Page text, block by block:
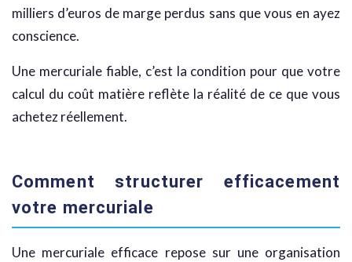
milliers d’euros de marge perdus sans que vous en ayez
conscience.
Une mercuriale fiable, c’est la condition pour que votre
calcul du coût matière reflète la réalité de ce que vous
achetez réellement.
Comment structurer efficacement
votre mercuriale
Une mercuriale efficace repose sur une organisation